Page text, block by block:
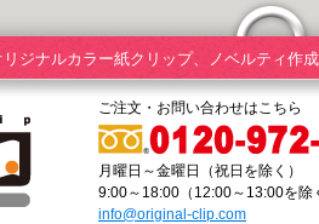
リジナルカラー紙クリップ、ノベルティ作
ご注文・お問い合わせはこちら
月曜日～金曜日（祝日を除く）
9:00～18:00（12:00～13:00を除
info@original-clip.com